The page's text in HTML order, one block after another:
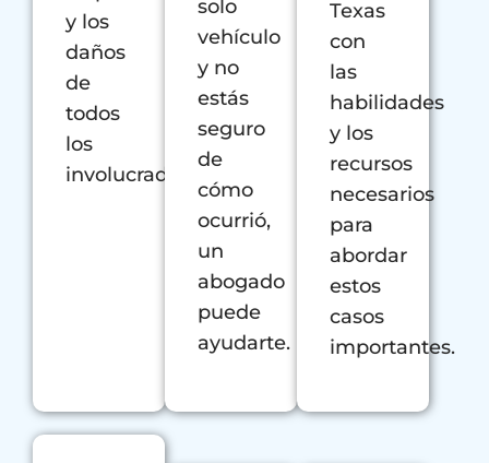
y los
daños
de
todos
los
involucrados.
solo
vehículo
y no
estás
seguro
de
cómo
ocurrió,
un
abogado
puede
ayudarte.
Texas
con
las
habilidades
y los
recursos
necesarios
para
abordar
estos
casos
importantes.